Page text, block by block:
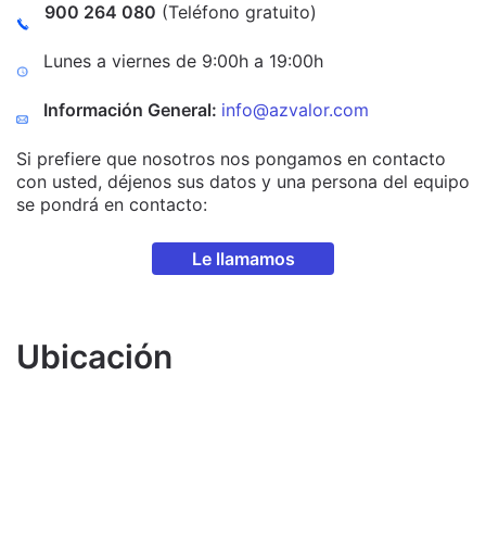
900 264 080 (Teléfono gratuito)
Lunes a viernes de 9:00h a 19:00h
Información General: info@azvalor.com
Si prefiere que nosotros nos pongamos en contacto
con usted, déjenos sus datos y una persona del equipo
se pondrá en contacto:
Le llamamos
Ubicación